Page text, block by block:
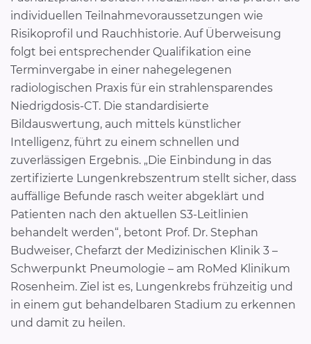
individuellen Teilnahmevoraussetzungen wie
Risikoprofil und Rauchhistorie. Auf Überweisung
folgt bei entsprechender Qualifikation eine
Terminvergabe in einer nahegelegenen
radiologischen Praxis für ein strahlensparendes
Niedrigdosis-CT. Die standardisierte
Bildauswertung, auch mittels künstlicher
Intelligenz, führt zu einem schnellen und
zuverlässigen Ergebnis. „Die Einbindung in das
zertifizierte Lungenkrebszentrum stellt sicher, dass
auffällige Befunde rasch weiter abgeklärt und
Patienten nach den aktuellen S3-Leitlinien
behandelt werden“, betont Prof. Dr. Stephan
Budweiser, Chefarzt der Medizinischen Klinik 3 –
Schwerpunkt Pneumologie – am RoMed Klinikum
Rosenheim. Ziel ist es, Lungenkrebs frühzeitig und
in einem gut behandelbaren Stadium zu erkennen
und damit zu heilen.